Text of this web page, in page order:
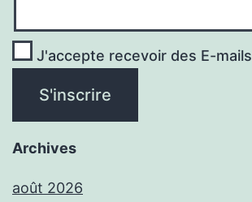
J'accepte recevoir des E-mails
Archives
août 2026